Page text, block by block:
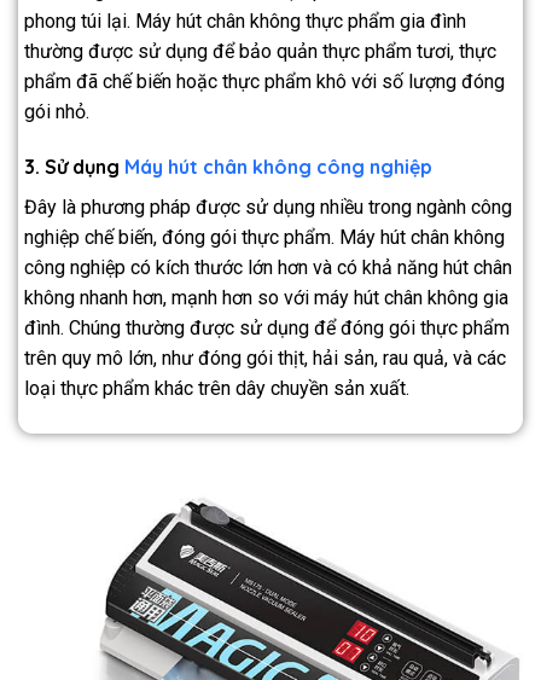
phong túi lại. Máy hút chân không thực phẩm gia đình
thường được sử dụng để bảo quản thực phẩm tươi, thực
phẩm đã chế biến hoặc thực phẩm khô với số lượng đóng
gói nhỏ.
3. Sử dụng Máy hút chân không công nghiệp
Đây là phương pháp được sử dụng nhiều trong ngành công
nghiệp chế biến, đóng gói thực phẩm. Máy hút chân không
công nghiệp có kích thước lớn hơn và có khả năng hút chân
không nhanh hơn, mạnh hơn so với máy hút chân không gia
đình. Chúng thường được sử dụng để đóng gói thực phẩm
trên quy mô lớn, như đóng gói thịt, hải sản, rau quả, và các
loại thực phẩm khác trên dây chuyền sản xuất.